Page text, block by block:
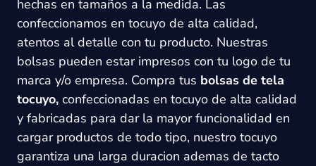
hechas en tamaños a la medida. Las
confeccionamos en tocuyo de alta calidad,
atentos al detalle con tu producto. Nuestras
bolsas pueden estar impresos con tu logo de tu
marca y/o empresa. Compra tus bolsas de tela
tocuyo, confeccionadas en tocuyo de alta calidad
y fabricadas para dar la mayor funcionalidad en
cargar productos de todo tipo, nuestro tocuyo
garantiza una larga duracion ademas de tacto